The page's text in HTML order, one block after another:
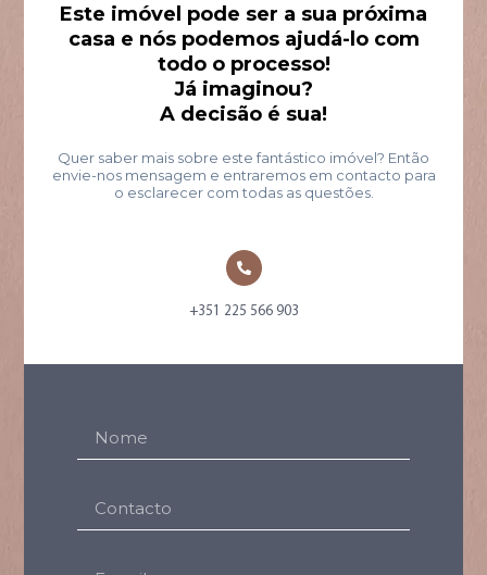
Este imóvel pode ser a sua próxima
casa e nós podemos ajudá-lo com
todo o processo!
Já imaginou?
A decisão é sua!
Quer saber mais sobre este fantástico imóvel? Então
envie-nos mensagem e entraremos em contacto para
o esclarecer com todas as questões.
+351 225 566 903